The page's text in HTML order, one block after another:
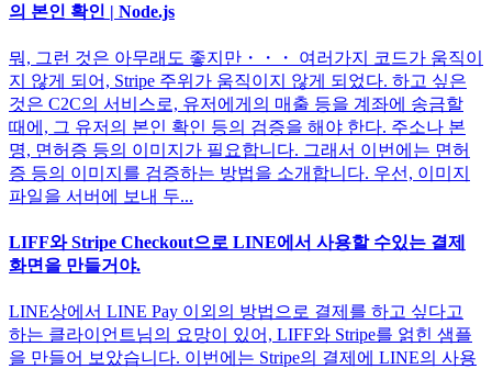
의 본인 확인 | Node.js
뭐, 그런 것은 아무래도 좋지만・・・ 여러가지 코드가 움직이
지 않게 되어, Stripe 주위가 움직이지 않게 되었다. 하고 싶은
것은 C2C의 서비스로, 유저에게의 매출 등을 계좌에 송금할
때에, 그 유저의 본인 확인 등의 검증을 해야 한다. 주소나 본
명, 면허증 등의 이미지가 필요합니다. 그래서 이번에는 면허
증 등의 이미지를 검증하는 방법을 소개합니다. 우선, 이미지
파일을 서버에 보내 두...
LIFF와 Stripe Checkout으로 LINE에서 사용할 수있는 결제
화면을 만들거야.
LINE상에서 LINE Pay 이외의 방법으로 결제를 하고 싶다고
하는 클라이언트님의 요망이 있어, LIFF와 Stripe를 얽힌 샘플
을 만들어 보았습니다. 이번에는 Stripe의 결제에 LINE의 사용